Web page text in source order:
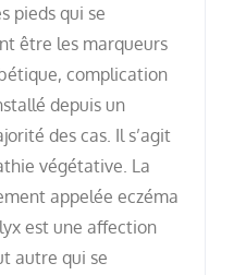
pieds qui se
être les marqueurs
complication
depuis un
des cas. Il s’agit
végétative. La
appelée eczéma
est une affection
autre qui se